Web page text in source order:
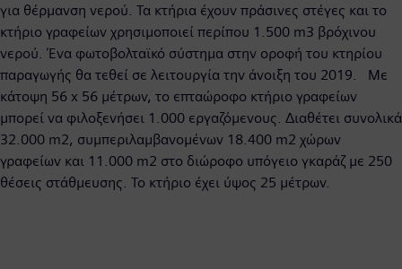
για θέρμανση νερού. Τα κτήρια έχουν πράσινες στέγες και το
κτήριο γραφείων χρησιμοποιεί περίπου 1.500 m3 βρόχινου
νερού. Ένα φωτοβολταϊκό σύστημα στην οροφή του κτηρίου
παραγωγής θα τεθεί σε λειτουργία την άνοιξη του 2019. Με
κάτοψη 56 x 56 μέτρων, το επταώροφο κτήριο γραφείων
μπορεί να φιλοξενήσει 1.000 εργαζόμενους. Διαθέτει συνολικά
32.000 m2, συμπεριλαμβανομένων 18.400 m2 χώρων
γραφείων και 11.000 m2 στο διώροφο υπόγειο γκαράζ με 250
θέσεις στάθμευσης. Το κτήριο έχει ύψος 25 μέτρων.